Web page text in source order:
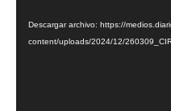
Descargar archivo: https://
content/uploads/2024/12/